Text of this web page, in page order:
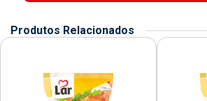
Produtos Relacionados